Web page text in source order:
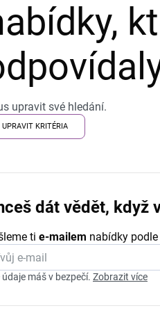
upravit své hledání.
UPRAVIT KRITÉRIA
dát vědět, když
ti e-mailem nabídky
údaje máš v bezpečí. Zobrazit více